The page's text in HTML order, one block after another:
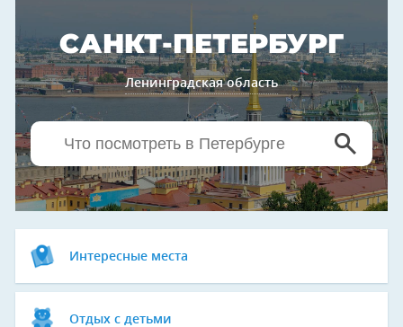
САНКТ-ПЕТЕРБУРГ
Ленинградская область
Интересные места
Отдых с детьми